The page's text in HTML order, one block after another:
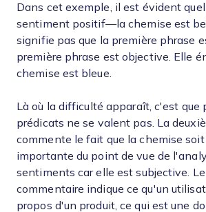
Dans cet exemple, il est évident
sentiment positif—la chemise est
signifie pas que la première phrase
première phrase est objective. Elle
chemise est bleue.
Là où la difficulté apparaît, c'est que
prédicats ne se valent pas. La
commente le fait que la chemise
importante du point de vue de
sentiments car elle est subjective. Le
commentaire indique ce qu'un
propos d'un produit, ce qui est une